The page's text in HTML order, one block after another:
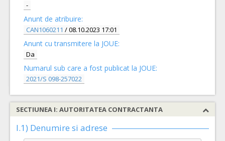
-
Anunt de atribuire:
CAN1060211 / 08.10.2023 17:01
Anunt cu transmitere la JOUE:
Da
Numarul sub care a fost publicat la JOUE:
2021/S 098-257022
SECTIUNEA I: AUTORITATEA CONTRACTANTA
I.1) Denumire si adrese